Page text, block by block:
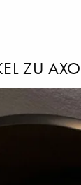
ZU